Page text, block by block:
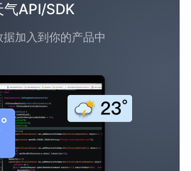
气API/SDK
加入到你的产品中